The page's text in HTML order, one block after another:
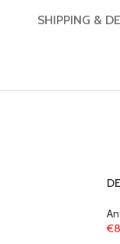
SHIPPING &
€